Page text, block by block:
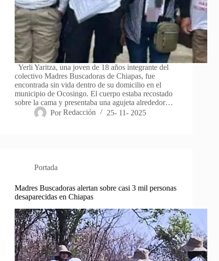
Yerli Yaritza, una joven de 18 años integrante del
colectivo Madres Buscadoras de Chiapas, fue
encontrada sin vida dentro de su domicilio en el
municipio de Ocosingo. El cuerpo estaba recostado
sobre la cama y presentaba una agujeta alrededor…
Por Redacción 25- 11- 2025
Portada
Madres Buscadoras alertan sobre casi 3 mil personas
desaparecidas en Chiapas